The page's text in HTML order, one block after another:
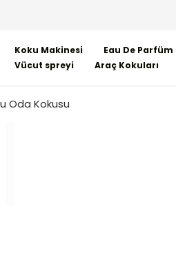
Koku Makinesi Eau De Parfüm
Vücut spreyi
Araç Kokuları
Oda Kokusu